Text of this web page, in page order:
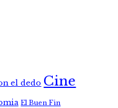
el dedo Cine
El Buen Fin